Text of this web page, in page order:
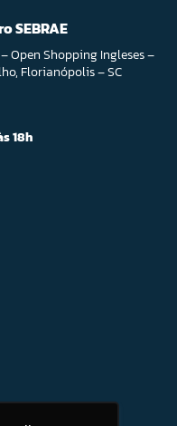
SEBRAE
Open Shopping Ingleses –
Florianópolis – SC
18h